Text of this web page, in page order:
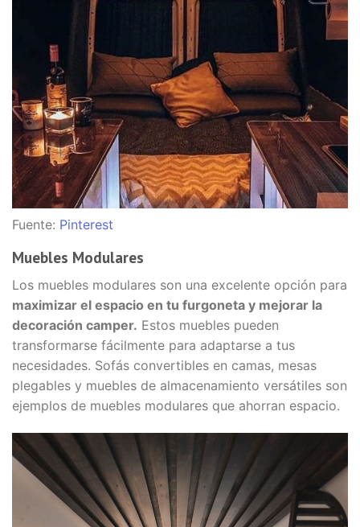
Fuente: Pinterest
Muebles Modulares
Los muebles modulares son una excelente opción para
maximizar el espacio en tu furgoneta y mejorar la
decoración camper. Estos muebles pueden
transformarse fácilmente para adaptarse a tus
necesidades. Sofás convertibles en camas, mesas
plegables y muebles de almacenamiento versátiles son
ejemplos de muebles modulares que ahorran espacio.